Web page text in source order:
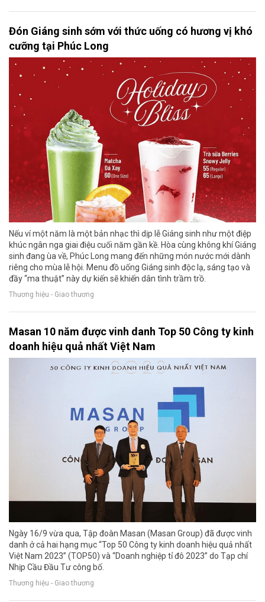
Đón Giáng sinh sớm với thức uống có hương vị khó
cưỡng tại Phúc Long
Nếu ví một năm là một bản nhạc thì dịp lễ Giáng sinh như một điệp
khúc ngân nga giai điệu cuối năm gần kề. Hòa cùng không khí Giáng
sinh đang ùa về, Phúc Long mang đến những món nước mới dành
riêng cho mùa lễ hội. Menu đồ uống Giáng sinh độc lạ, sáng tạo và
đầy “ma thuật” này dự kiến sẽ khiến dân tình trầm trồ.
Thương hiệu - Giao thương
Masan 10 năm được vinh danh Top 50 Công ty kinh
doanh hiệu quả nhất Việt Nam
Ngày 16/9 vừa qua, Tập đoàn Masan (Masan Group) đã được vinh
danh ở cả hai hạng mục “Top 50 Công ty kinh doanh hiệu quả nhất
Việt Nam 2023” (TOP50) và “Doanh nghiệp tỉ đô 2023” do Tạp chí
Nhịp Cầu Đầu Tư công bố.
Thương hiệu - Giao thương